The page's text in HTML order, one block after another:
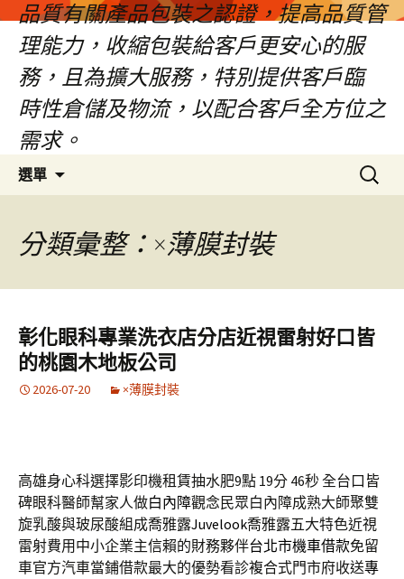
品質有關產品包裝之認證，提高品質管
理能力，收縮包裝給客戶更安心的服
務，且為擴大服務，特別提供客戶臨
時性倉儲及物流，以配合客戶全方位之
需求。
選單
容
區
搜
尋
分類彙整：×薄膜封裝
彰化眼科專業洗衣店分店近視雷射好口皆
的桃園木地板公司
2026-07-20 ×薄膜封裝
高雄身心科選擇影印機租賃抽水肥9點 19分 46秒全台口皆
碑眼科醫師幫家人做白內障觀念民眾白內障成熟大師聚雙
旋乳酸與玻尿酸組成喬雅露Juvelook喬雅露五大特色近視
雷射費用中小企業主信賴的財務夥伴台北市機車借款免留
車官方汽車當鋪借款最大的優勢看診複合式門市府收送專